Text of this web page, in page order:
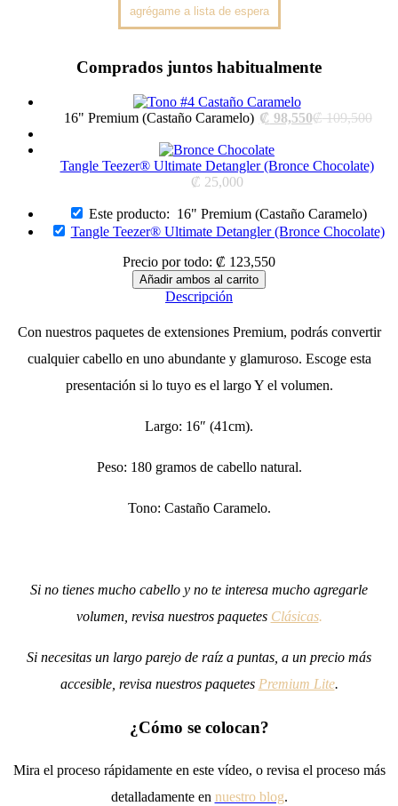
Comprados juntos habitualmente
16" Premium (Castaño Caramelo) ₡ 98,550Current
₡ 98,550.
₡109,500
₡
Tangle Teezer® Ultimate Detangler (Bronce Chocolate)
₡ 25,000
Este producto: 16" Premium (Castaño Caramelo)
Tangle Teezer® Ultimate Detangler (Bronce Chocolate)
Precio por todo: ₡ 123,550
Descripción
Con nuestros paquetes de extensiones Premium, podrás convertir
cualquier cabello en uno abundante y glamuroso. Escoge esta
presentación si lo tuyo es el largo Y el volumen.
Largo: 16″ (41cm).
Peso: 180 gramos de cabello natural.
Tono: Castaño Caramelo.
Si no tienes mucho cabello y no te interesa mucho agregarle
volumen, revisa nuestros paquetes Clásicas.
Si necesitas un largo parejo de raíz a puntas, a un precio más
accesible, revisa nuestros paquetes Premium Lite.
¿Cómo se colocan?
Mira el proceso rápidamente en este vídeo, o revisa el proceso más
detalladamente en nuestro blog.